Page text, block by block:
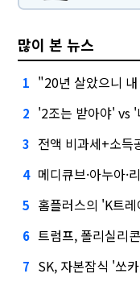
많이 본 뉴스
1 "20년 살았으니
2 '2조는 받아야' vs
3 전액 비과세+소득
4 메디큐브·아누아·
5 홈플러스의 'K트
6 트럼프, 폴리실리콘
7 SK, 자본잠식 '쏘